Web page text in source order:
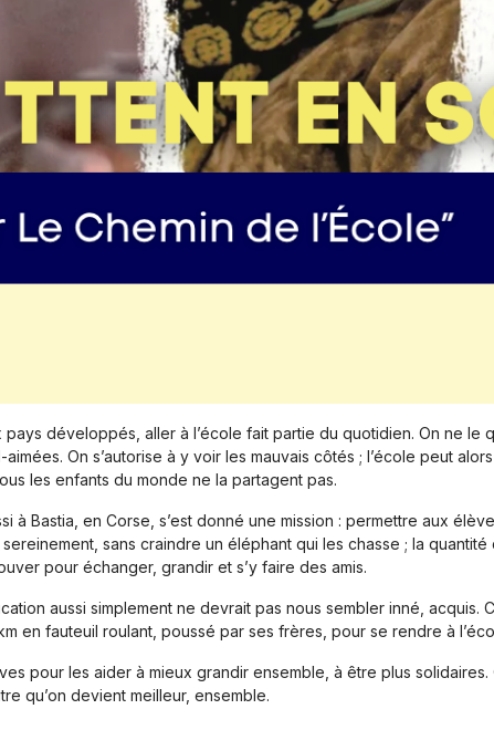
développés, aller à l’école fait partie du quotidien. On ne le
On s’autorise à y voir les mauvais côtés ; l’école peut
les enfants du monde ne la partagent pas.
à Bastia, en Corse, s’est donné une mission : permettre aux
sans craindre un éléphant qui les chasse ; la
pour échanger, grandir et s’y faire des amis.
aussi simplement ne devrait pas nous sembler inné, acquis.
en fauteuil roulant, poussé par ses frères, pour se rendre à
pour les aider à mieux grandir ensemble, à être plus solidaires.
qu’on devient meilleur, ensemble.